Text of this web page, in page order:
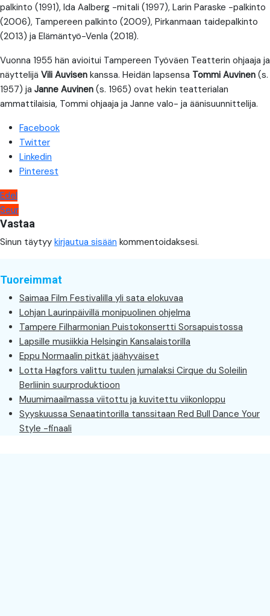
palkinto (1991), Ida Aalberg -mitali (1997), Larin Paraske -palkinto
(2006), Tampereen palkinto (2009), Pirkanmaan taidepalkinto
(2013) ja Elämäntyö-Venla (2018).
Vuonna 1955 hän avioitui Tampereen Työväen Teatterin ohjaaja ja
näyttelijä Vili Auvisen kanssa. Heidän lapsensa Tommi Auvinen (s.
1957) ja Janne Auvinen (s. 1965) ovat hekin teatterialan
ammattilaisia, Tommi ohjaaja ja Janne valo- ja äänisuunnittelija.
Facebook
Twitter
Linkedin
Pinterest
Artikkelien
selaus
Edel
Seur
Vastaa
Sinun täytyy kirjautua sisään kommentoidaksesi.
Tuoreimmat
Saimaa Film Festivalilla yli sata elokuvaa
Lohjan Laurinpäivillä monipuolinen ohjelma
Tampere Filharmonian Puistokonsertti Sorsapuistossa
Lapsille musiikkia Helsingin Kansalaistorilla
Eppu Normaalin pitkät jäähyväiset
Lotta Hagfors valittu tuulen jumalaksi Cirque du Soleilin
Berliinin suurproduktioon
Muumimaailmassa viitottu ja kuvitettu viikonloppu
Syyskuussa Senaatintorilla tanssitaan Red Bull Dance Your
Style -finaali